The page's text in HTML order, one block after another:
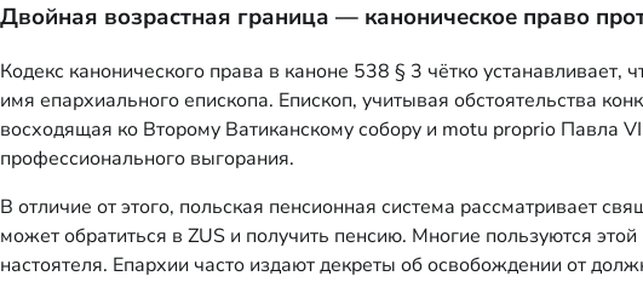
Двойная возрастная граница — каноническое право
Кодекс канонического права в каноне 538 § 3 чётко
имя епархиального епископа. Епископ, учитывая обстоятельства
восходящая ко Второму Ватиканскому собору и motu proprio Павла VI
профессионального выгорания.
В отличие от этого, польская пенсионная система рассматривает
может обратиться в ZUS и получить пенсию. Многие пользуются
настоятеля. Епархии часто издают декреты об освобождении от